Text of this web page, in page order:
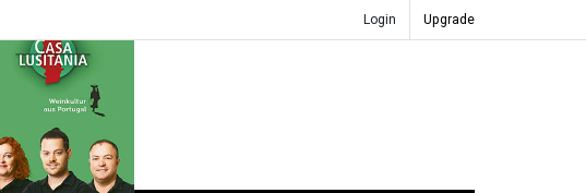
Login Upgrade